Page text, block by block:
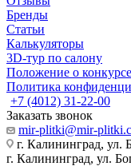
Бренды
Статьи
Калькуляторы
3D-тур по салону
Положение о конкурсе
Политика
+7 (4012) 31-22-00
Заказать звонок
mir-plitki@mir-
г. Калининград, ул.
г. Калининград, ул.